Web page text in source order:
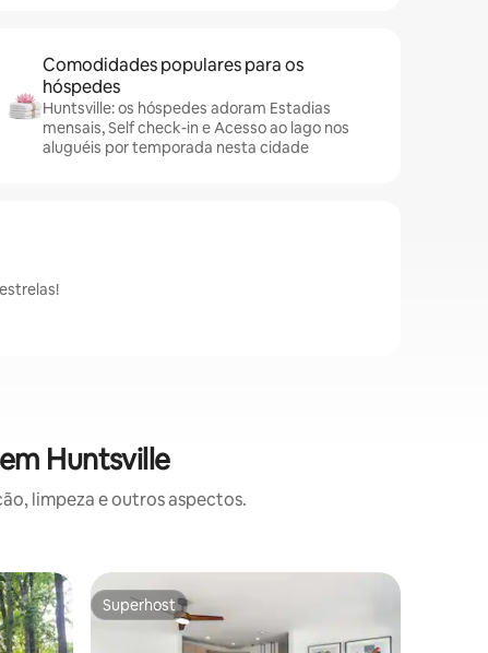
Comodidades populares para os
hóspedes
Huntsville: os hóspedes adoram Estadias
mensais, Self check-in e Acesso ao lago nos
aluguéis por temporada nesta cidade
Huntsville
limpeza e outros aspectos.
hóspedes Superhost
Superhost